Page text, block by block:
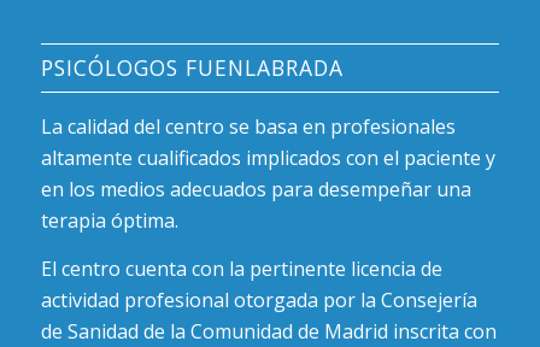
PSICÓLOGOS FUENLABRADA
La calidad del centro se basa en profesionales
altamente cualificados implicados con el paciente y
en los medios adecuados para desempeñar una
terapia óptima.
El centro cuenta con la pertinente licencia de
actividad profesional otorgada por la Consejería
de Sanidad de la Comunidad de Madrid inscrita con